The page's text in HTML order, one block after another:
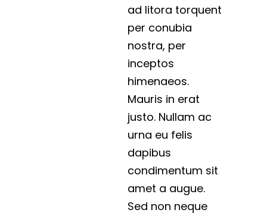
ad litora torquent
per conubia
nostra, per
inceptos
himenaeos.
Mauris in erat
justo. Nullam ac
urna eu felis
dapibus
condimentum sit
amet a augue.
Sed non neque